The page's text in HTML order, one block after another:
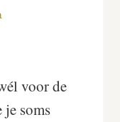
voor de
je soms